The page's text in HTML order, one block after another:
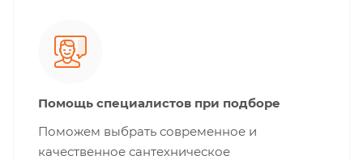
Помощь специалистов при подборе
Поможем выбрать современное и
качественное сантехническое